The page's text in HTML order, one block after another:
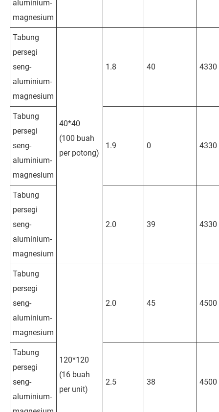
aluminium-
magnesium
Tabung
persegi
seng-
aluminium-
magnesium
40*40
(100 buah
per potong)
1.8 40 4330
Tabung
persegi
seng-
aluminium-
magnesium
1.9 0 4330
Tabung
persegi
seng-
aluminium-
magnesium
2.0 39 4330
Tabung
persegi
seng-
aluminium-
magnesium
120*120
(16 buah
per unit)
2.0 45 4500
Tabung
persegi
seng-
aluminium-
2.5 38 4500